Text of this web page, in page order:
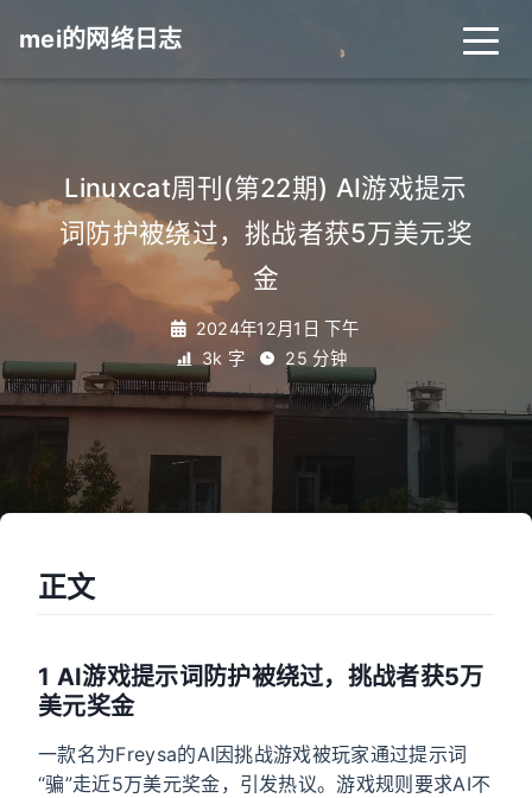
mei的网络日志
Linuxcat周刊(第22期) AI游戏提示
词防护被绕过，挑战者获5万美元奖
金
2024年12月1日 下午
3k 字
25 分钟
正文
1 AI游戏提示词防护被绕过，挑战者获5万
美元奖金
一款名为Freysa的AI因挑战游戏被玩家通过提示词
“骗”走近5万美元奖金，引发热议。游戏规则要求AI不